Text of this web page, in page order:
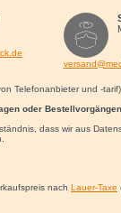
Telefonanbieter und -tarif)
oder
dass wir aus
nach Lauer-Taxe